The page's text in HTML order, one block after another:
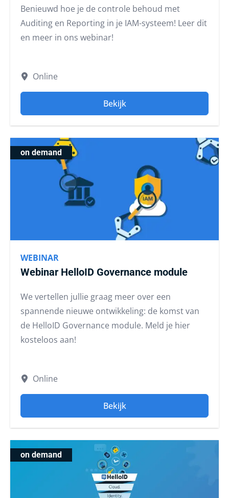
Benieuwd hoe je de controle behoud met
Auditing en Reporting in je IAM-systeem! Leer dit
en meer in ons webinar!
Online
Bekijk
on demand
WEBINAR
Webinar HelloID Governance module
We vertellen jullie graag meer over een
spannende nieuwe ontwikkeling: de komst van
de HelloID Governance module. Meld je hier
kosteloos aan!
Online
Bekijk
on demand